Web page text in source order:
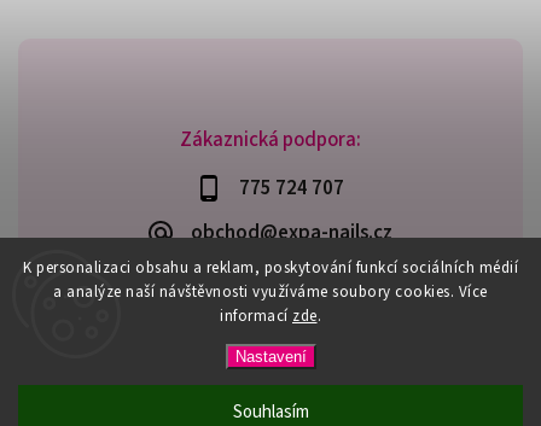
K personalizaci obsahu a reklam, poskytování funkcí sociálních médií
a analýze naší návštěvnosti využíváme soubory cookies. Více
informací zde.
Nastavení
Souhlasím
Zákaznická podpora:
775 724 707
obchod@expa-nails.cz
Expanails.cz. Všechna práva vyhrazena.
Upravit nastavení cookies
VytvořilShoptet | Design